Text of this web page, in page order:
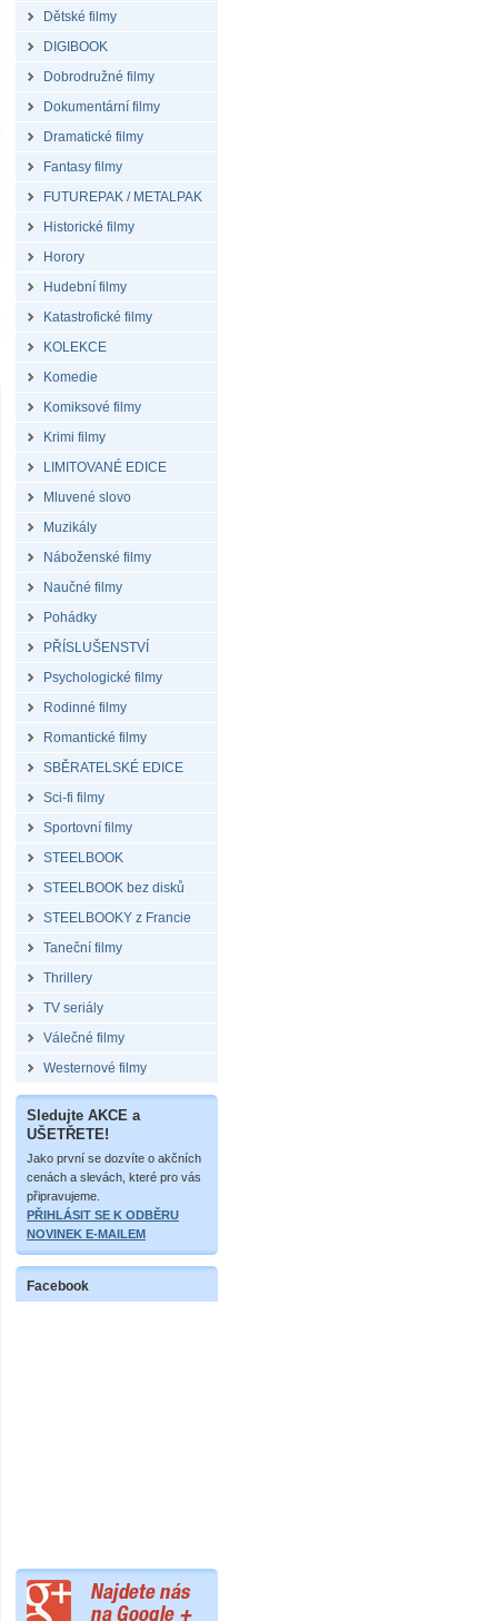
Dětské filmy
DIGIBOOK
Dobrodružné filmy
Dokumentární filmy
Dramatické filmy
Fantasy filmy
FUTUREPAK / METALPAK
Historické filmy
Horory
Hudební filmy
Katastrofické filmy
KOLEKCE
Komedie
Komiksové filmy
Krimi filmy
LIMITOVANÉ EDICE
Mluvené slovo
Muzikály
Náboženské filmy
Naučné filmy
Pohádky
PŘÍSLUŠENSTVÍ
Psychologické filmy
Rodinné filmy
Romantické filmy
SBĚRATELSKÉ EDICE
Sci-fi filmy
Sportovní filmy
STEELBOOK
STEELBOOK bez disků
STEELBOOKY z Francie
Taneční filmy
Thrillery
TV seriály
Válečné filmy
Westernové filmy
Sledujte AKCE a
UŠETŘETE!
Jako první se dozvíte o akčních
cenách a slevách, které pro vás
připravujeme.
PŘIHLÁSIT SE K ODBĚRU
NOVINEK E-MAILEM
Facebook